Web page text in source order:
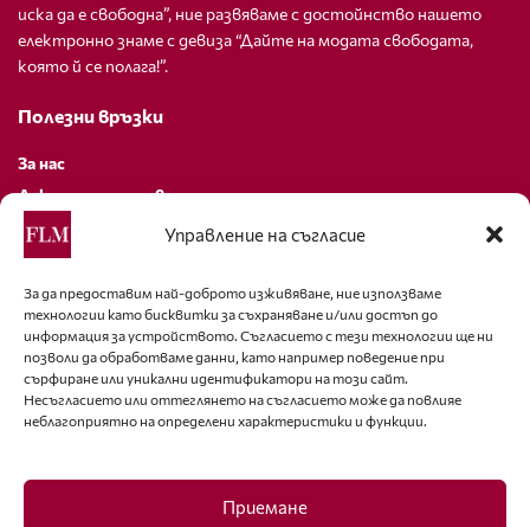
Управление на съгласие
За да предоставим най-доброто изживяване, ние използваме
технологии като бисквитки за съхраняване и/или достъп до
информация за устройството. Съгласието с тези технологии ще ни
позволи да обработваме данни, като например поведение при
сърфиране или уникални идентификатори на този сайт.
Несъгласието или оттеглянето на съгласието може да повлияе
неблагоприятно на определени характеристики и функции.
Приемане
иска да е свободна”, ние развяваме с достойнство нашето
електронно знаме с девиза “Дайте на модата свободата,
която й се полага!”.
Полезни връзки
За нас
Декларация за поверителност
Политика за бисквитки
За контакти
editor@fashion-lifestyle.net
+359 88 227 33 47
Последвайте ни
Facebook